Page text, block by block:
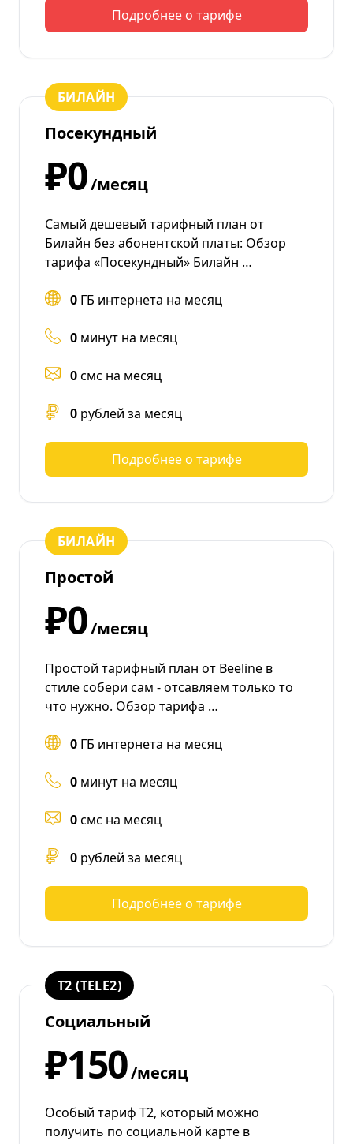
Подробнее о тарифе
БИЛАЙН
Посекундный
₽0/месяц
Самый дешевый тарифный план от
Билайн без абонентской платы: Обзор
тарифа «Посекундный» Билайн …
0 ГБ интернета на месяц
0 минут на месяц
0смс на месяц
0 рублей за месяц
Подробнее о тарифе
БИЛАЙН
Простой
₽0/месяц
Простой тарифный план от Beeline в
стиле собери сам - отсавляем только то
что нужно. Обзор тарифа …
0 ГБ интернета на месяц
0 минут на месяц
0смс на месяц
0 рублей за месяц
Подробнее о тарифе
T2 (TELE2)
Социальный
₽150/месяц
Особый тариф Т2, который можно
получить по социальной карте в